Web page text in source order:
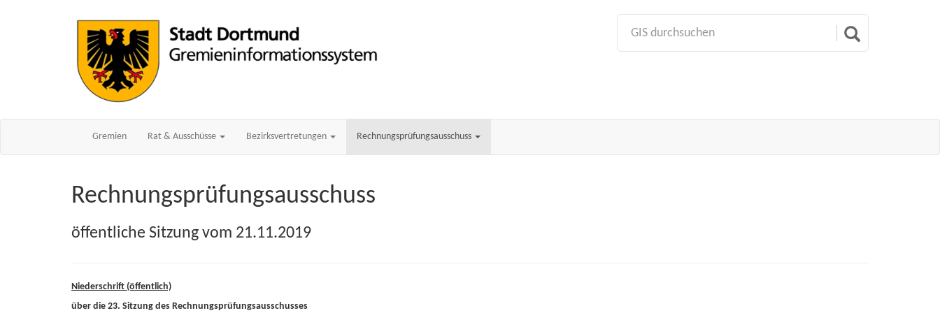
Gremien Rat & Ausschüsse Bezirksvertretungen Rechnungsprüfungsausschuss
Rechnungsprüfungsausschuss
öffentliche Sitzung vom 21.11.2019
Niederschrift (öffentlich)
über die 23. Sitzung des Rechnungsprüfungsausschusses